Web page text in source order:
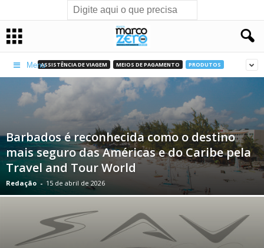
MenuASSISTÊNCIA DE VIAGEM MEIOS DE PAGAMENTO PRODUTOS
Barbados é reconhecida como o destino
mais seguro das Américas e do Caribe pela
Travel and Tour World
Redação - 15 de abril de 2026